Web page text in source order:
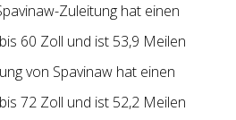
Zuleitung hat einen
60 Zoll und ist 53,9 Meilen
von Spavinaw hat einen
72 Zoll und ist 52,2 Meilen